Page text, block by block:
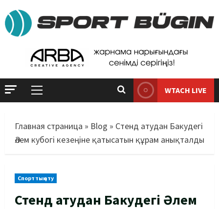
WTACH LIVE
Главная страница » Blog » Стенд атудан Бакудегі
Әлем кубогі кезеңіне қатысатын құрам анықталды
Спорттық ату
Стенд атудан Бакудегі Әлем